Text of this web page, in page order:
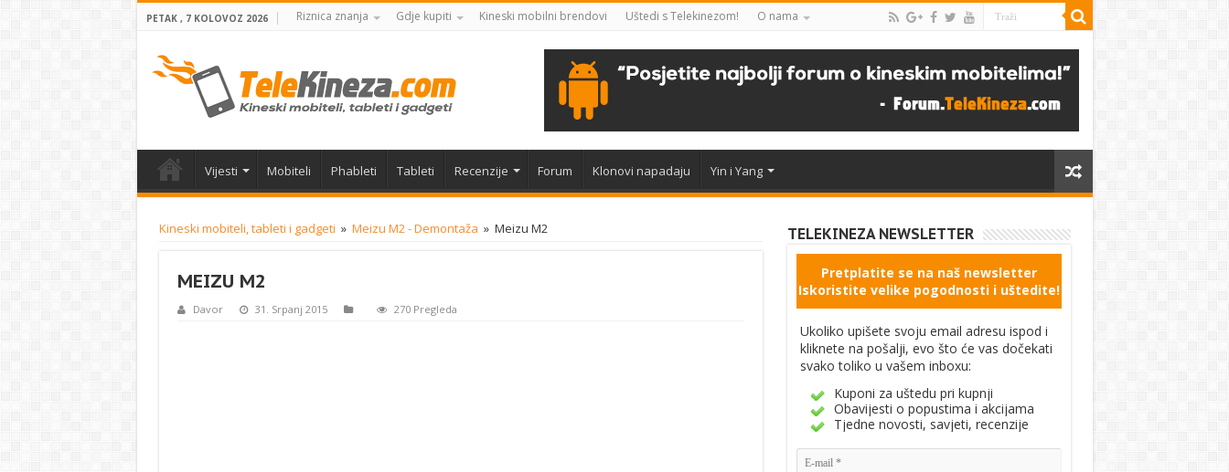
PETAK , 7 KOLOVOZ 2026 Riznica znanja Gdje kupiti Kineski mobilni brendovi Uštedi s Telekinezom! O nama
Vijesti Mobiteli Phableti Tableti Recenzije Forum Klonovi napadaju Yin i Yang
Kineski mobiteli, tableti i gadgeti » Meizu M2 - Demontaža » Meizu M2
MEIZU M2
Davor 31. Srpanj 2015 270 Pregleda
TELEKINEZA NEWSLETTER
Pretplatite se na naš newsletter
Iskoristite velike pogodnosti i uštedite!
Ukoliko upišete svoju email adresu ispod i
kliknete na pošalji, evo što će vas dočekati
svako toliko u vašem inboxu:
Kuponi za uštedu pri kupnji
Obavijesti o popustima i akcijama
Tjedne novosti, savjeti, recenzije